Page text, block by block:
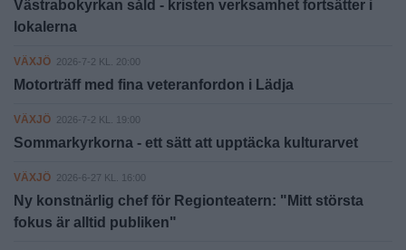
Västrabokyrkan såld - kristen verksamhet fortsätter i
lokalerna
VÄXJÖ 2026-7-2 KL. 20:00
Motorträff med fina veteranfordon i Lädja
VÄXJÖ 2026-7-2 KL. 19:00
Sommarkyrkorna - ett sätt att upptäcka kulturarvet
VÄXJÖ 2026-6-27 KL. 16:00
Ny konstnärlig chef för Regionteatern: "Mitt största
fokus är alltid publiken"